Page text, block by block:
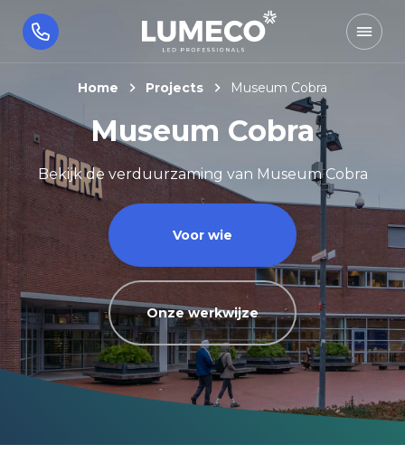
Home Projects Museum Cobra
Museum Cobra
Bekijk de verduurzaming van Museum Cobra
Voor wie
Onze werkwijze